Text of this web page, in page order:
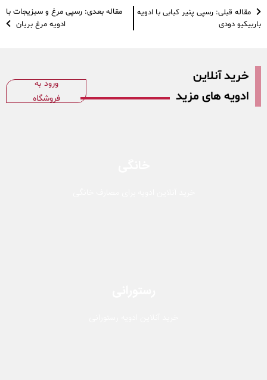
مقاله قبلی: رسپی پنیر کبابی با ادویه
باربیکیو دودی
مقاله بعدی: رسپی مرغ و سبزیجات با
ادویه مرغ بریان
خرید آنلاین
ادویه های مزید
ورود به
فروشگاه